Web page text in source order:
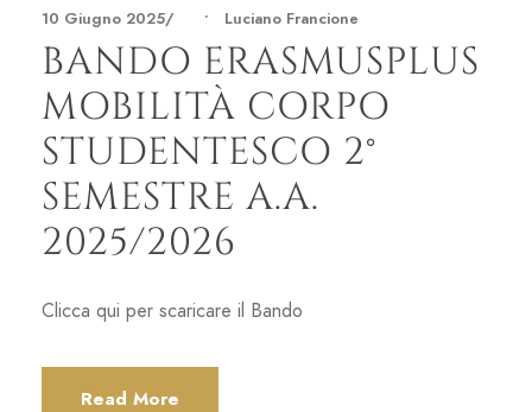
10 Giugno 2025 • Luciano Francione
BANDO ERASMUSPLUS
MOBILITÀ CORPO
STUDENTESCO 2°
SEMESTRE A.A.
2025/2026
Clicca qui per scaricare il Bando
Read More